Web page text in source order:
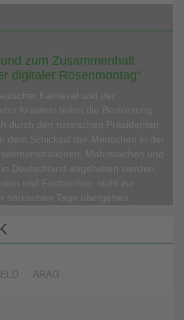
zum Zusammenhalt
digitaler Rosenmontag“
ARAG